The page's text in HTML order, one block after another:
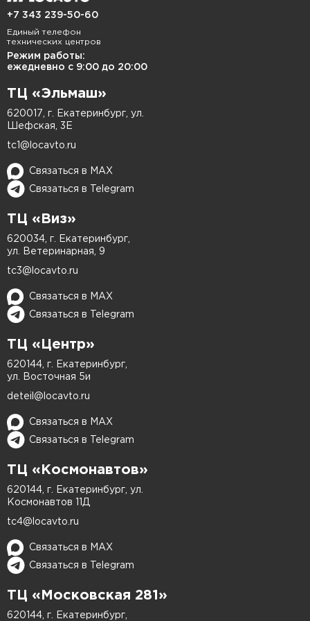
серьезный кузовной ремонт, а иногда уже
требуется не только обработка, но и замена
поврежденного участка.
предварительной подготовкой поверхности,
устранением дефектов и защитой металла.
Наши мастера оценивают состояние кузова,
определяют объем работ и подбирают решение
под конкретные повреждения. Если арка
пострадала не только снаружи, но и по кромке,
удаление ржавчины, обработка, ремонт и при
необходимости частичная замена элемента.
Когда нужна покраска арок
Зона около колес особенно уязвима. На нее
постоянно летят частицы грязи, щебень и влага,
В результате сначала появляются точечные
дефекты, затем — очаги коррозии, а позже
восстановление.
на поверхности есть сколы и царапины;
заметны рыжики и следы коррозии;
покрытие начало отслаиваться;
с бордюром;
были выполнены старые ремонты, и
+7 343 239-50-60
Единый телефон
технических центров
Режим работы:
ежедневно с 9:00 до 20:00
ТЦ «Эльмаш»
620017, г. Екатеринбург, ул.
Шефская, 3Е
tc1@locavto.ru
Связаться в MAX
Связаться в Telegram
ТЦ «Виз»
620034, г. Екатеринбург,
ул. Ветеринарная, 9
tc3@locavto.ru
Связаться в MAX
Связаться в Telegram
ТЦ «Центр»
620144, г. Екатеринбург,
ул. Восточная 5и
deteil@locavto.ru
Связаться в MAX
Связаться в Telegram
ТЦ «Космонавтов»
620144, г. Екатеринбург, ул.
Космонавтов 11Д
tc4@locavto.ru
Связаться в MAX
Связаться в Telegram
ТЦ «Московская 281»
620144, г. Екатеринбург,